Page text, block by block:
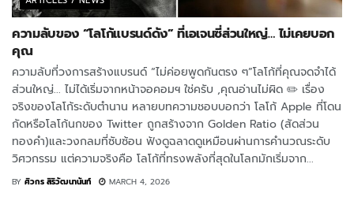
ความลับของ “โลโก้แบรนด์ดัง” ที่เอเจนซี่ส่วนใหญ่… ไม่เคยบอก
คุณ
ความลับที่วงการสร้างแบรนด์ “ไม่ค่อยพูดกันตรง ๆ”โลโก้ที่คุณจดจำได้
ส่วนใหญ่... ไม่ได้เริ่มจากหน้าจอคอมฯ ใช่ครับ ,คุณอ่านไม่ผิด ✏️ เรื่อง
จริงของโลโก้ระดับตำนาน หลายบทความชอบบอกว่า โลโก้ Apple ที่โดน
กัดหรือโลโก้นกของ Twitter ถูกสร้างจาก Golden Ratio (สัดส่วน
ทองคำ)และวงกลมที่ซับซ้อน ฟังดูฉลาดดูเหมือนผ่านการคำนวณระดับ
วิศวกรรม แต่ความจริงคือ โลโก้ที่ทรงพลังที่สุดในโลกมักเริ่มจาก...
BY ศิวกร สิริวัฒนานันท์ MARCH 4, 2026